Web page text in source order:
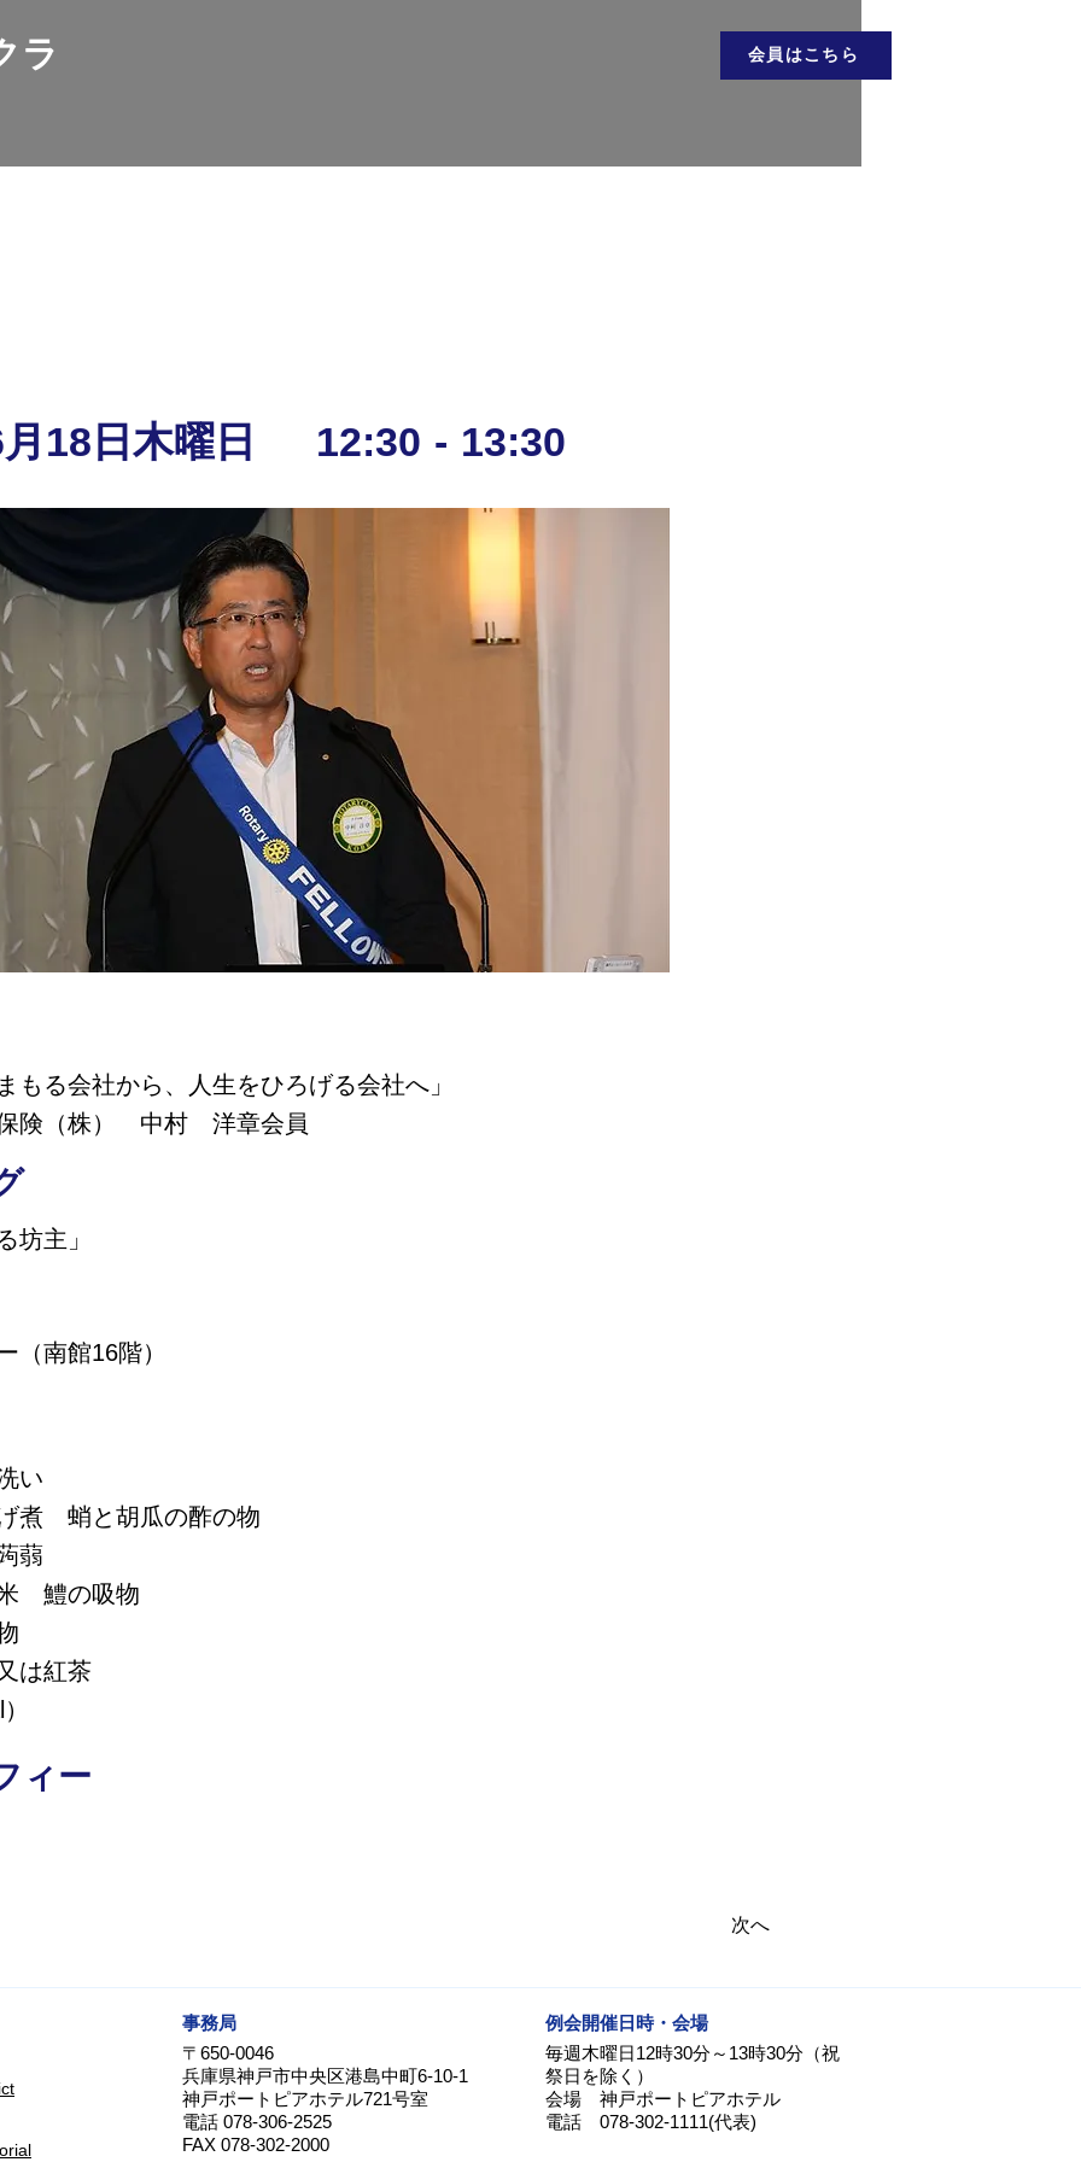
ラ 会員はこちら
18日木曜日 12:30 - 13:30
もる会社から、人生をひろげる会社へ」
険（株） 中村 洋章会員
坊主」
（南館16階）
い
煮 蛸と胡瓜の酢の物
蒻
鱧の吸物
は紅茶
ィー
次へ
事務局
〒650-0046
兵庫県神戸市中央区港島中町6-10-1
神戸ポートピアホテル721号室
電話 078-306-2525
FAX 078-302-2000
例会開催日時・会場
毎週木曜日12時30分～13時30分（祝
祭日を除く）
会場 神戸ポートピアホテル
電話 078-302-1111(代表)